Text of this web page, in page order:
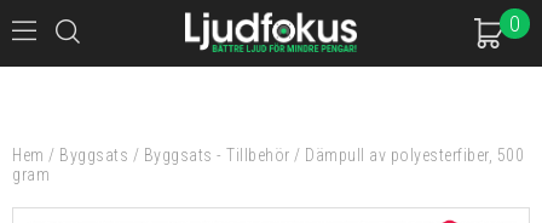
0
Hem / Byggsats / Byggsats - Tillbehör / Dämpull av polyesterfiber, 500
gram